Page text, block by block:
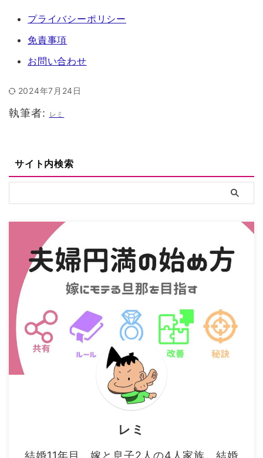
プライバシーポリシー
免責事項
お問い合わせ
2024年7月24日
執筆者: レミ
サイト内検索
レミ
結婚11年目。嫁と息子2人の4人家族。結婚